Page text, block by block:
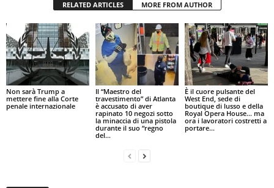
RELATED ARTICLES MORE FROM AUTHOR
Non sarà Trump a
mettere fine alla Corte
penale internazionale
Il “Maestro del
travestimento” di Atlanta
è accusato di aver
rapinato 10 negozi sotto
la minaccia di una pistola
durante il suo “regno
del...
È il cuore pulsante del
West End, sede di
boutique di lusso e della
Royal Opera House… ma
ora i lavoratori costretti a
portare...